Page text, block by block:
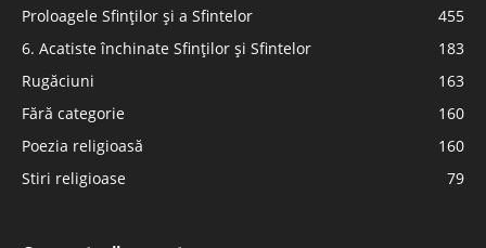
Proloagele Sfinților și a Sfintelor
455
6. Acatiste închinate Sfinților și Sfintelor
183
Rugăciuni
163
Fără categorie
160
Poezia religioasă
160
Stiri religioase
79